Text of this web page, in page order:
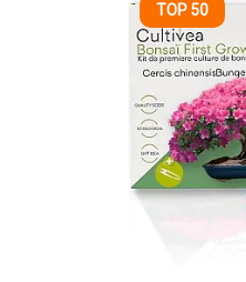
TOP 50